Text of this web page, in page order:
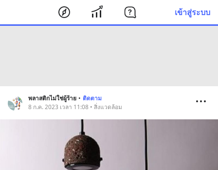
เข้าสู่ระบบ
พลาสติกไม่ใช่ผู้ร้าย • ติดตาม
8 ก.ค. 2023 เวลา 11:08 • สิ่งแวดล้อม